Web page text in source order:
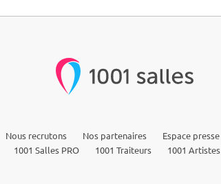
Nous recrutons Nos partenaires Espace presse
1001 Salles PRO 1001 Traiteurs 1001 Artistes